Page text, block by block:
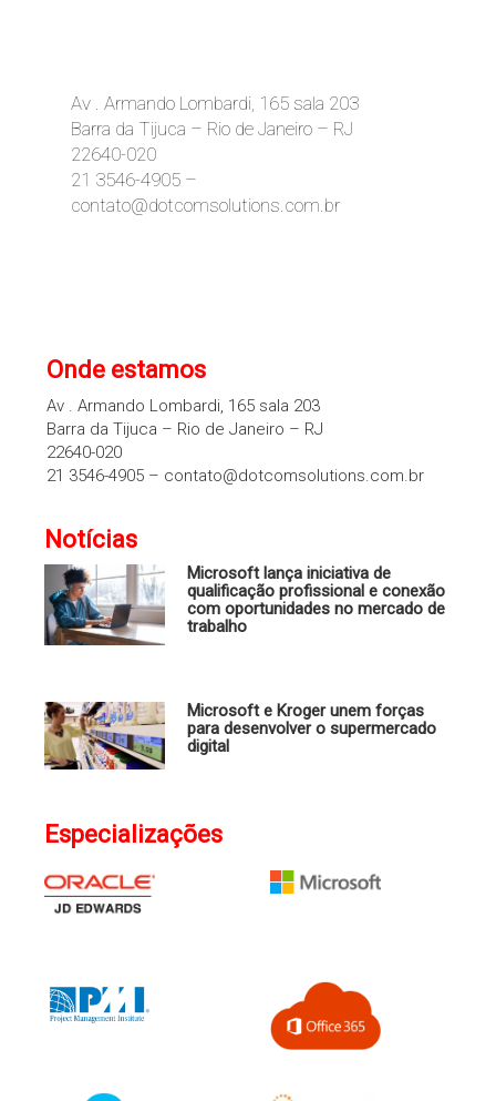
Av . Armando Lombardi, 165 sala 203
Barra da Tijuca – Rio de Janeiro – RJ
22640-020
21 3546-4905 –
contato@dotcomsolutions.com.br
Onde estamos
Av . Armando Lombardi, 165 sala 203
Barra da Tijuca – Rio de Janeiro – RJ
22640-020
21 3546-4905 – contato@dotcomsolutions.com.br
Notícias
Microsoft lança iniciativa de
qualificação profissional e conexão
com oportunidades no mercado de
trabalho
Microsoft e Kroger unem forças
para desenvolver o supermercado
digital
Especializações